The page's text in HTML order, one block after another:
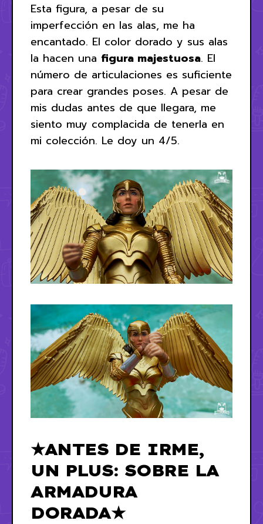
Esta figura, a pesar de su
imperfección en las alas, me ha
encantado. El color dorado y sus alas
la hacen una figura majestuosa. El
número de articulaciones es suficiente
para crear grandes poses. A pesar de
mis dudas antes de que llegara, me
siento muy complacida de tenerla en
mi colección. Le doy un 4/5.
★ANTES DE IRME,
UN PLUS: SOBRE LA
ARMADURA
DORADA★